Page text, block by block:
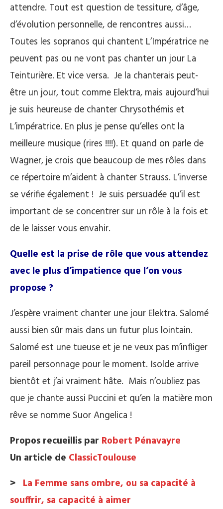
attendre. Tout est question de tessiture, d’âge,
d’évolution personnelle, de rencontres aussi…
Toutes les sopranos qui chantent L’Impératrice ne
peuvent pas ou ne vont pas chanter un jour La
Teinturière. Et vice versa. Je la chanterais peut-
être un jour, tout comme Elektra, mais aujourd’hui
je suis heureuse de chanter Chrysothémis et
L’impératrice. En plus je pense qu’elles ont la
meilleure musique (rires !!!!). Et quand on parle de
Wagner, je crois que beaucoup de mes rôles dans
ce répertoire m’aident à chanter Strauss. L’inverse
se vérifie également ! Je suis persuadée qu’il est
important de se concentrer sur un rôle à la fois et
de le laisser vous envahir.
Quelle est la prise de rôle que vous attendez
avec le plus d’impatience que l’on vous
propose ?
J’espère vraiment chanter une jour Elektra. Salomé
aussi bien sûr mais dans un futur plus lointain.
Salomé est une tueuse et je ne veux pas m’infliger
pareil personnage pour le moment. Isolde arrive
bientôt et j’ai vraiment hâte. Mais n’oubliez pas
que je chante aussi Puccini et qu’en la matière mon
rêve se nomme Suor Angelica !
Propos recueillis par Robert Pénavayre
Un article de ClassicToulouse
> La Femme sans ombre, ou sa capacité à
souffrir, sa capacité à aimer